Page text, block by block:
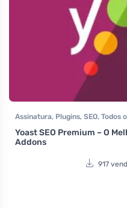
Assinatura, Plugins, SEO, Todos
Yoast SEO Premium – O
Addons
917